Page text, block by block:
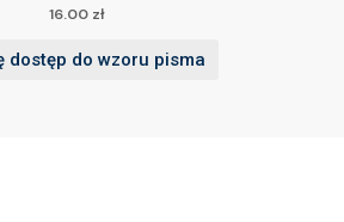
16.00 zł
dostęp do wzoru pisma